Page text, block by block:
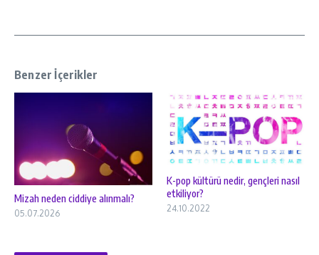
Benzer İçerikler
Mizah neden ciddiye alınmalı?
05.07.2026
K-pop kültürü nedir, gençleri nasıl
etkiliyor?
24.10.2022